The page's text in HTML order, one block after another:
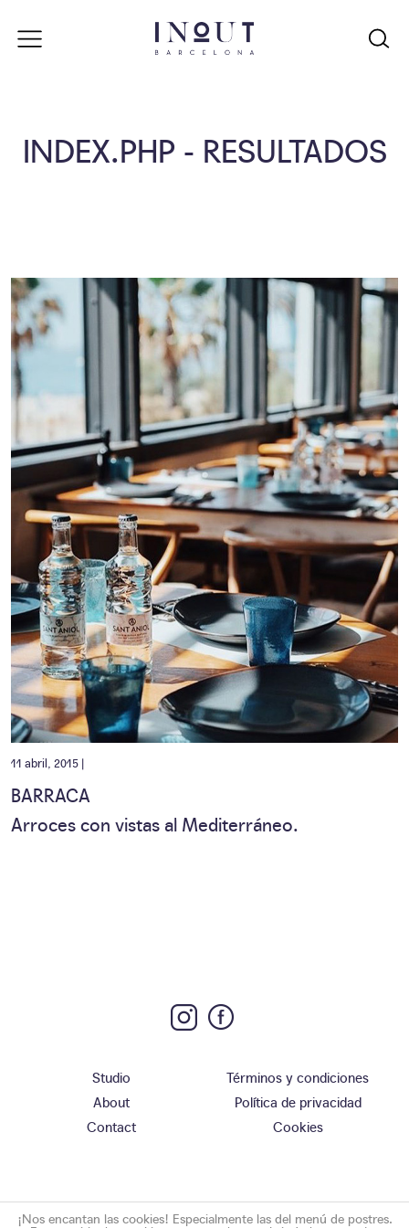
INDEX.PHP - RESULTADOS
11 abril, 2015 |
BARRACA
Arroces con vistas al Mediterráneo.
Studio
About
Contact
Términos y condiciones
Política de privacidad
Cookies
¡Nos encantan las cookies! Especialmente las del menú de postres.